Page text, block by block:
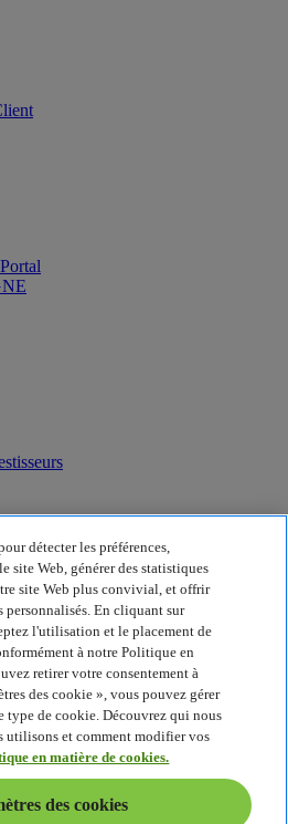
l'entreprise
produit
détecter les préférences,
site Web, générer des statistiques
site Web plus convivial, et offrir
En cliquant sur
l'utilisation et le placement de
à notre Politique en
retirer votre consentement à
des cookie », vous pouvez gérer
type de cookie. Découvrez qui nous
utilisons et comment modifier vos
en matière de cookies.
des cookies